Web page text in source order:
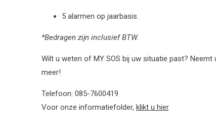
5 alarmen op jaarbasis.
*Bedragen zijn inclusief BTW.
Wilt u weten of MY SOS bij uw situatie past?
meer!
Telefoon: 085-7600419
Voor onze informatiefolder, klikt u hier.